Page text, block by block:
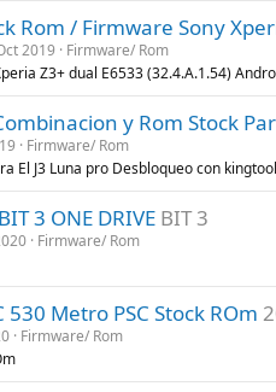
Rom / Firmware Sony
2019
Firmware/ Rom
Z3+ dual E6533 (32.4.A.1.54)
y Rom Stock
Firmware/ Rom
El J3 Luna pro Desbloqueo con
3 ONE DRIVE BIT 3
Firmware/ Rom
530 Metro PSC Stock ROm
Firmware/ Rom